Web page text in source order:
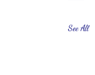
See All